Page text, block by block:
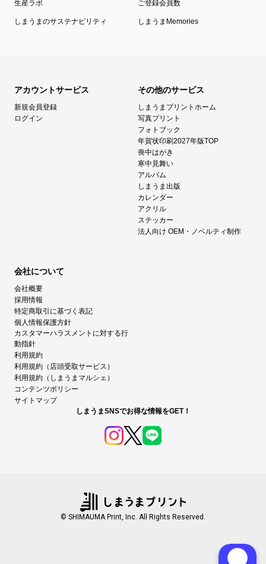
生産ラボ ご登録会員数
しまうまのサステナビリティ しまうまMemories
アカウントサービス
新規会員登録
ログイン
その他のサービス
しまうまプリントホーム
写真プリント
フォトブック
年賀状印刷2027年版TOP
喪中はがき
寒中見舞い
アルバム
しまうま出版
カレンダー
アクリル
ステッカー
法人向け OEM・ノベルティ制作
会社について
会社概要
採用情報
特定商取引に基づく表記
個人情報保護方針
カスタマーハラスメントに対する行
動指針
利用規約
利用規約（店頭受取サービス）
利用規約（しまうまマルシェ）
コンテンツポリシー
サイトマップ
しまうまSNSでお得な情報をGET！
© SHIMAUMA Print, Inc. All Rights Reserved.